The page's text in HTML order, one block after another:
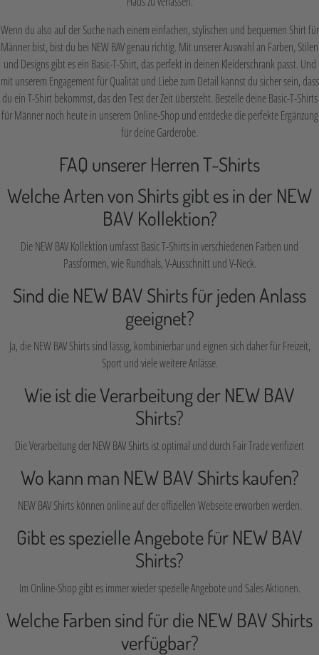
Wenn du also auf der Suche nach einem einfachen, stylischen und bequemen Shirt für
Männer bist, bist du bei NEW BAV genau richtig. Mit unserer Auswahl an Farben, Stilen
und Designs gibt es ein Basic-T-Shirt, das perfekt in deinen Kleiderschrank passt. Und
mit unserem Engagement für Qualität und Liebe zum Detail kannst du sicher sein, dass
du ein T-Shirt bekommst, das den Test der Zeit übersteht. Bestelle deine Basic-T-Shirts
für Männer noch heute in unserem Online-Shop und entdecke die perfekte Ergänzung
für deine Garderobe.
FAQ unserer Herren T-Shirts
Welche Arten von Shirts gibt es in der NEW
BAV Kollektion?
Die NEW BAV Kollektion umfasst Basic T-Shirts in verschiedenen Farben und
Passformen, wie Rundhals, V-Ausschnitt und V-Neck.
Sind die NEW BAV Shirts für jeden Anlass
geeignet?
Ja, die NEW BAV Shirts sind lässig, kombinierbar und eignen sich daher für Freizeit,
Sport und viele weitere Anlässe.
Wie ist die Verarbeitung der NEW BAV
Shirts?
Die Verarbeitung der NEW BAV Shirts ist optimal und durch Fair Trade verifiziert
Wo kann man NEW BAV Shirts kaufen?
NEW BAV Shirts können online auf der offiziellen Webseite erworben werden.
Gibt es spezielle Angebote für NEW BAV
Shirts?
Im Online-Shop gibt es immer wieder spezielle Angebote und Sales Aktionen.
Welche Farben sind für die NEW BAV Shirts
verfügbar?